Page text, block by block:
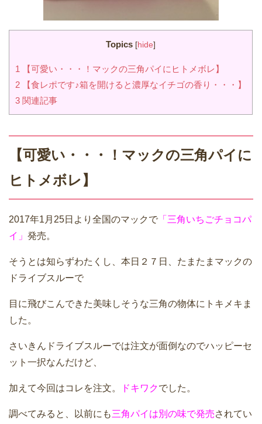
Topics [hide]
1
【可愛い・・・！マックの三角パイにヒトメボレ】
2 【食レポです♪箱を開けると濃厚なイチゴの香り・・・】
3 関連記事
【可愛い・・・！マックの三角パイに
ヒトメボレ】
2017年1月25日より全国のマックで 「三角いちごチョコパ
イ」 発売。
そうとは知らずわたくし、本日２７日、たまたまマックの
ドライブスルーで
目に飛びこんできた美味しそうな三角の物体にトキメキま
した。
さいきんドライブスルーでは注文が面倒なのでハッピーセ
ット一択なんだけど、
加えて今回はコレを注文。 ドキワクでした。
調べてみると、以前にも三角パイは別の味で発売されてい